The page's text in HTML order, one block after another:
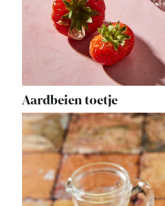
Aardbeien toetje